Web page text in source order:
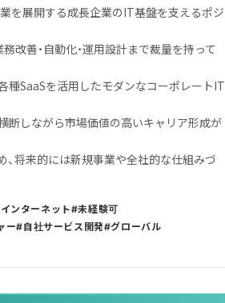
を展開する成長企業のIT基盤を支えるポジ
改善・自動化・運用設計まで裁量を持って
SaaSを活用したモダンなコーポレートIT
断しながら市場価値の高いキャリア形成が
、将来的には新規事業や全社的な仕組みづ
ンターネット 未経験可
ー 自社サービス開発 グローバル